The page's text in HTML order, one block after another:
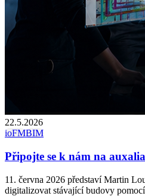
22.5.2026
ioFMBIM
Připojte se k nám na
11. června 2026 představí Martin
digitalizovat stávající budovy